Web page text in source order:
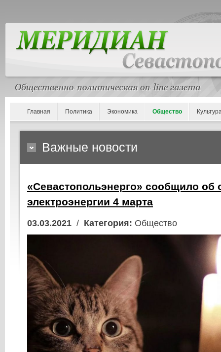
Главная Политика Экономика Общество
Важные новости
«Севастопольэнерго» сообщило об
электроэнергии 4 марта
03.03.2021 / Категория: Общество